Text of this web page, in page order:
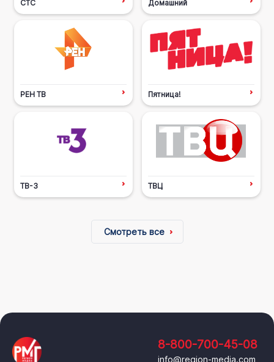
СТС Домашний
РЕН ТВ Пятница!
ТВ-3 ТВЦ
Смотреть все
8-800-700-45-08
info@region-media.com